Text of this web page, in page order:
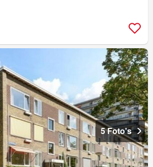
5 Foto's